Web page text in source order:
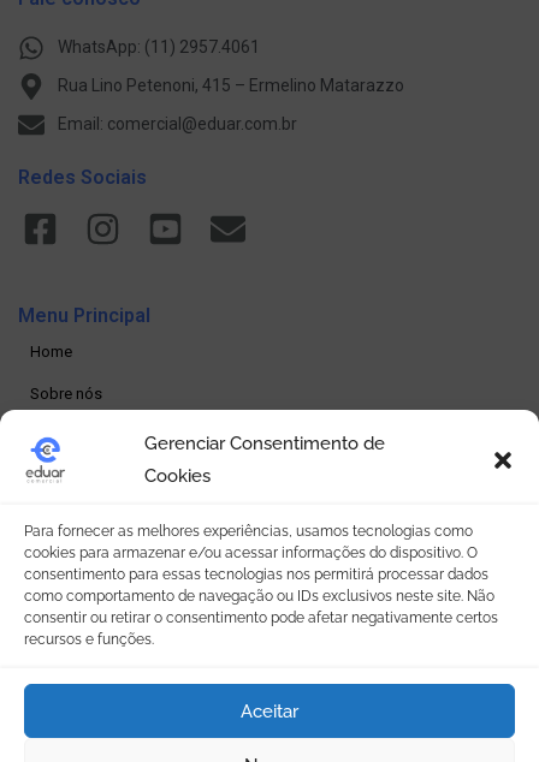
Gerenciar Consentimento de
Cookies
Para fornecer as melhores experiências, usamos tecnologias como
cookies para armazenar e/ou acessar informações do dispositivo. O
consentimento para essas tecnologias nos permitirá processar dados
como comportamento de navegação ou IDs exclusivos neste site. Não
consentir ou retirar o consentimento pode afetar negativamente certos
recursos e funções.
Aceitar
WhatsApp: (11) 2957.4061
Rua Lino Petenoni, 415 – Ermelino Matarazzo
Email: comercial@eduar.com.br
Redes Sociais
Menu Principal
Home
Sobre nós
Produtos
Loja online
Seja um revendedor
Contato
Política de Privacidade